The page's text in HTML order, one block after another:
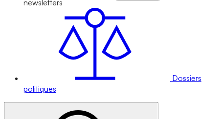
newsletters
Dossiers
politiques